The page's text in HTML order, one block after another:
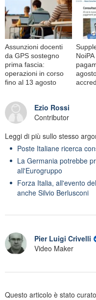
Assunzioni docenti
da GPS sostegno
prima fascia:
operazioni in corso
fino al 13 agosto
Ezio Rossi
Contributor
Leggi di più sullo stesso
Poste Italiane ricerca
La Germania potrebbe
all'Eurogruppo
Forza Italia, all'evento
anche Silvio Berlusconi
Pier Luigi Crivelli
Video Maker
Questo articolo è stato